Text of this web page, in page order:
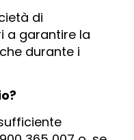
di
a garantire la
durante i